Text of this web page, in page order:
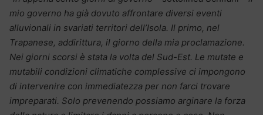
mio governo ha già dovuto affrontare diversi eventi
alluvionali in svariati territori dell’Isola. Il primo, nel
Trapanese, addirittura, il giorno della mia proclamazione.
Nei giorni scorsi è stata la volta del Sud-Est. Le mutate e
mutabili condizioni climatiche complessive ci impongono
di intervenire con immediatezza per non farci trovare
impreparati. Solo prevenendo possiamo arginare la forza